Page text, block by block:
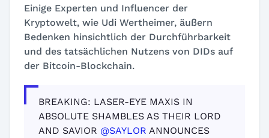
Einige Experten und Influencer der
Kryptowelt, wie Udi Wertheimer, äußern
Bedenken hinsichtlich der Durchführbarkeit
und des tatsächlichen Nutzens von DIDs auf
der Bitcoin-Blockchain.
BREAKING: LASER-EYE MAXIS IN
ABSOLUTE SHAMBLES AS THEIR LORD
AND SAVIOR @SAYLOR ANNOUNCES